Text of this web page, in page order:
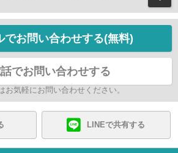
でお問い合わせする(無料)
でお問い合わせする
お気軽にお問い合わせください。
LINEで共有する